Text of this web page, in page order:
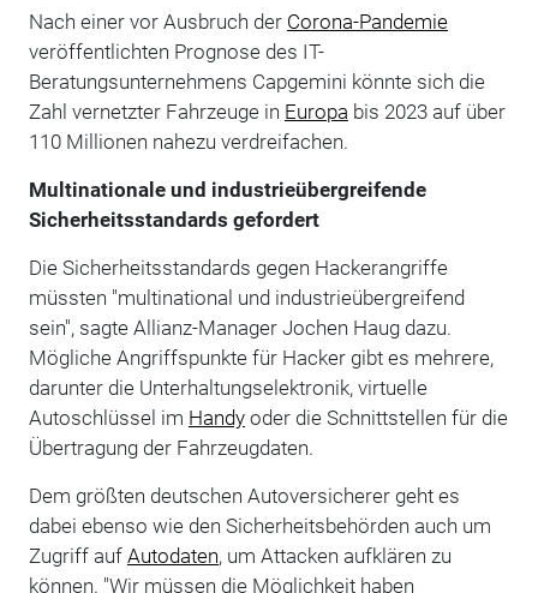
Nach einer vor Ausbruch der Corona-Pandemie
veröffentlichten Prognose des IT-
Beratungsunternehmens Capgemini könnte sich die
Zahl vernetzter Fahrzeuge in Europa bis 2023 auf über
110 Millionen nahezu verdreifachen.
Multinationale und industrieübergreifende
Sicherheitsstandards gefordert
Die Sicherheitsstandards gegen Hackerangriffe
müssten "multinational und industrieübergreifend
sein", sagte Allianz-Manager Jochen Haug dazu.
Mögliche Angriffspunkte für Hacker gibt es mehrere,
darunter die Unterhaltungselektronik, virtuelle
Autoschlüssel im Handyoder die Schnittstellen für die
Übertragung der Fahrzeugdaten.
Dem größten deutschen Autoversicherer geht es
dabei ebenso wie den Sicherheitsbehörden auch um
Zugriff auf Autodaten, um Attacken aufklären zu
können. "Wir müssen die Möglichkeit haben